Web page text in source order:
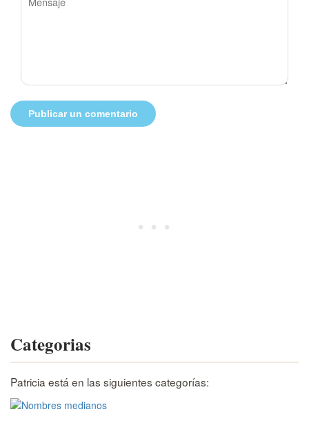
Categorias
Patricia está en las siguientes categorías: